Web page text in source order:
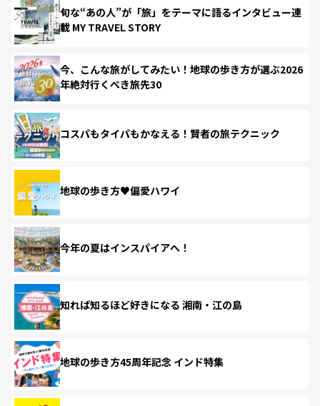
旬な“あの人”が「旅」をテーマに語るインタビュー連
載 MY TRAVEL STORY
今、こんな旅がしてみたい！地球の歩き方が選ぶ2026
年絶対行くべき旅先30
コスパもタイパもかなえる！賢者の旅テクニック
地球の歩き方♥偏愛ハワイ
今年の夏はインスパイアへ！
知れば知るほど好きになる 湘南・江の島
地球の歩き方45周年記念 インド特集